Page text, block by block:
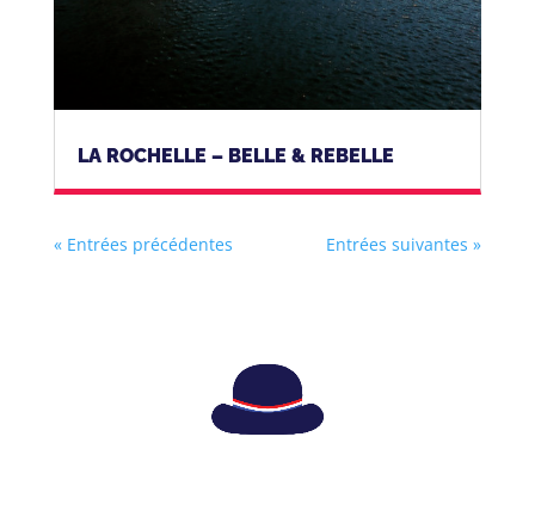
LA ROCHELLE – BELLE & REBELLE
« Entrées précédentes Entrées suivantes »